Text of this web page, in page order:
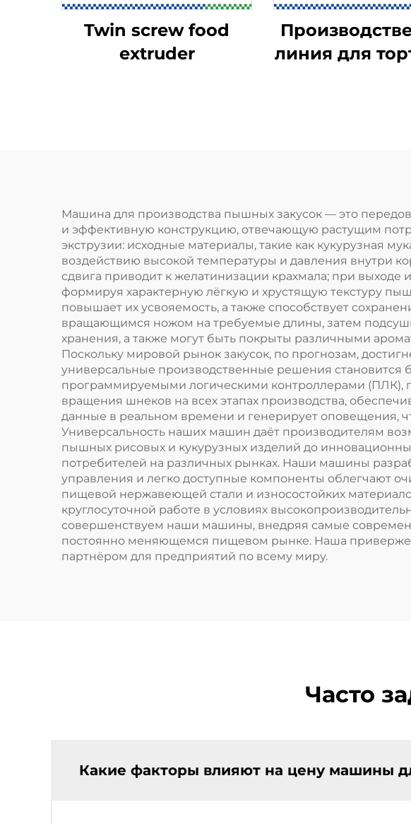
Twin screw food
extruder
линия для
Машина для производства пышных закусок — это
и эффективную конструкцию, отвечающую растущим
экструзии: исходные материалы, такие как кукурузная
воздействию высокой температуры и давления внутри
сдвига приводит к желатинизации крахмала; при
формируя характерную лёгкую и хрустящую текстуру
повышает их усвояемость, а также способствует
вращающимся ножом на требуемые длины, затем
хранения, а также могут быть покрыты различными
Поскольку мировой рынок закусок, по прогнозам,
универсальные производственные решения
программируемыми логическими контроллерами (ПЛК),
вращения шнеков на всех этапах производства,
данные в реальном времени и генерирует оповещения,
Универсальность наших машин даёт производителям
пышных рисовых и кукурузных изделий до
потребителей на различных рынках. Наши машины
управления и легко доступные компоненты облегчают
пищевой нержавеющей стали и износостойких
круглосуточной работе в условиях
совершенствуем наши машины, внедряя самые
постоянно меняющемся пищевом рынке. Наша
партнёром для предприятий по всему миру.
Часто
Какие факторы влияют на цену машины